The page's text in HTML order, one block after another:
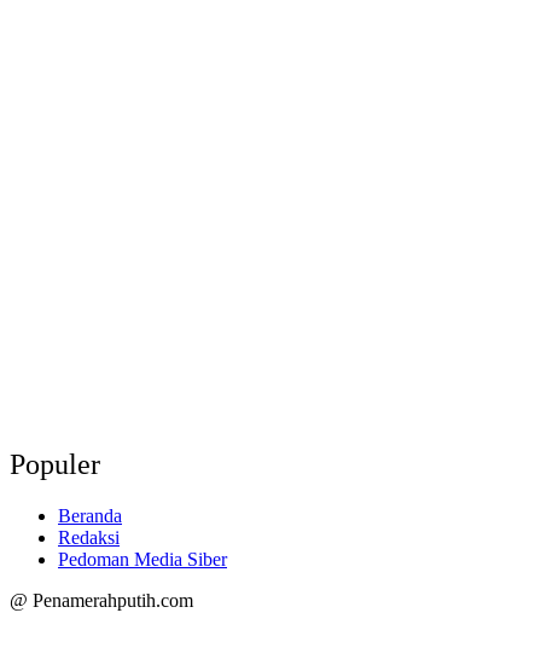
Populer
Beranda
Redaksi
Pedoman Media Siber
@ Penamerahputih.com